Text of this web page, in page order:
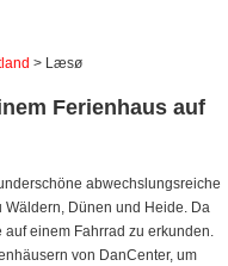
> Læsø
Ferienhaus auf
abwechslungsreiche
Wäldern, Dünen und Heide. Da
einem Fahrrad zu erkunden.
von DanCenter, um